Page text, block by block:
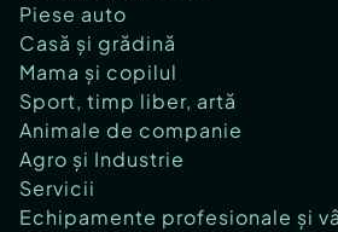
Piese auto
Casă și grădină
Mama și copilul
Sport, timp liber, artă
Animale de companie
Agro și Industrie
Servicii
Echipamente profesionale și